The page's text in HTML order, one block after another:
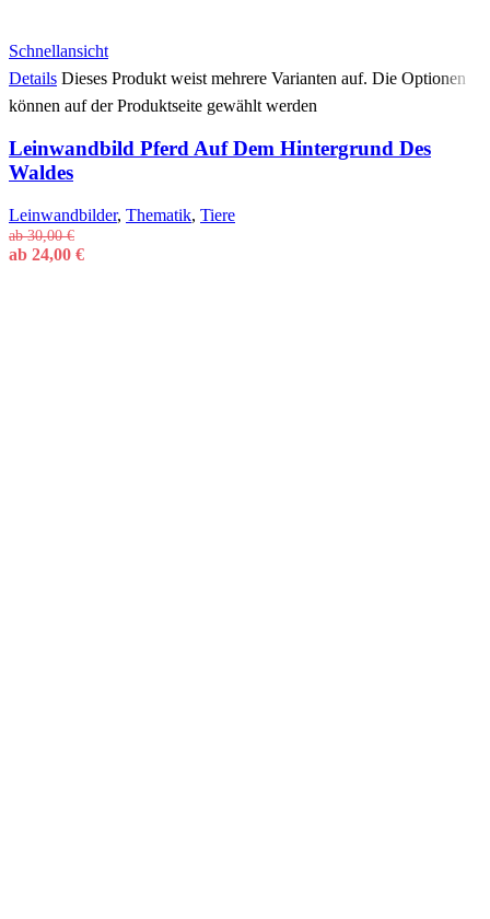
Schnellansicht
Details Dieses Produkt weist mehrere Varianten auf. Die Optionen
können auf der Produktseite gewählt werden
Leinwandbild Pferd Auf Dem Hintergrund Des
Waldes
Leinwandbilder, Thematik, Tiere
ab30,00€
ab 24,00 €